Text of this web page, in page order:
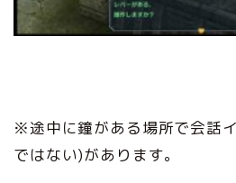
※途中に鐘がある場所で会話
ではない)があります。